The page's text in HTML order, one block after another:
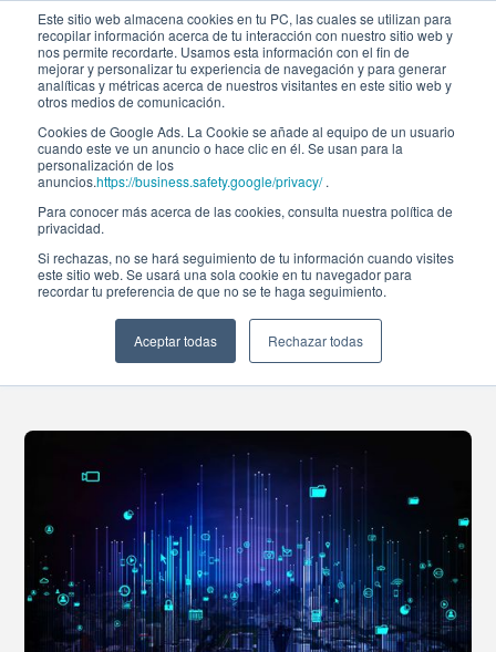
Este sitio web almacena cookies en tu PC, las cuales se utilizan para
recopilar información acerca de tu interacción con nuestro sitio web y
nos permite recordarte. Usamos esta información con el fin de
mejorar y personalizar tu experiencia de navegación y para generar
analíticas y métricas acerca de nuestros visitantes en este sitio web y
otros medios de comunicación.
Cookies de Google Ads. La Cookie se añade al equipo de un usuario
cuando este ve un anuncio o hace clic en él. Se usan para la
personalización de los
anuncios.https://business.safety.google/privacy/.
Para conocer más acerca de las cookies, consulta nuestra política de
privacidad.
Si rechazas, no se hará seguimiento de tu información cuando visites
este sitio web. Se usará una sola cookie en tu navegador para
recordar tu preferencia de que no se te haga seguimiento.
Aceptar todas Rechazar todas
Noticias
Salidas profesionales
en Data, IA y Business
Analytics